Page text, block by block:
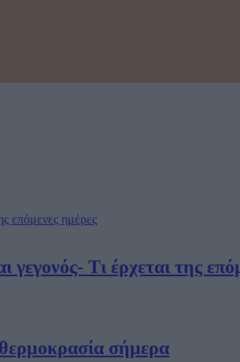
Τι έρχεται της
σήμερα